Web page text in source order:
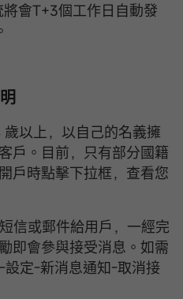
會T+3個工作日自動發
歲以上，以自己的名義擁
戶。目前，只有部分國籍
戶時點擊下拉框，查看您
信或郵件給用戶，一經完
即會參與接受消息。如需
定-新消息通知-取消接